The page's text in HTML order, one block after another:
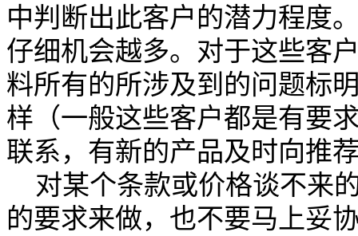
中判断出此客户的潜力程度
仔细机会越多。对于这些客
料所有的所涉及到的问题标
样（一般这些客户都是有要
联系，有新的产品及时向推
对某个条款或价格谈不来
的要求来做，也不要马上妥